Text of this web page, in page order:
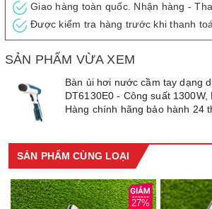
nhanh chóng, hiệu quả, tiết kiệm thời gian,
Giao hàng toàn quốc. Nhận hàng -
Được kiểm tra hàng trước khi thanh
SẢN PHẨM VỪA XEM
Bàn ủi hơi nước cầm tay dạng
DT6130E0 - Công suất 1300W,
Hàng chính hãng bảo hành 24
SẢN PHẨM CÙNG LOẠI
27%